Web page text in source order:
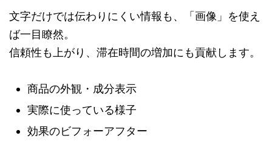
文字だけでは伝わりにくい情報も、「画像」を使え
ば一目瞭然。
信頼性も上がり、滞在時間の増加にも貢献します。
商品の外観・成分表示
実際に使っている様子
効果のビフォーアフター